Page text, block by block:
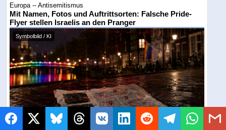
Europa -- Antisemitismus
Mit Namen, Fotos und Auftrittsorten: Falsche Pride-
Flyer stellen Israelis an den Pranger
Symbolbild / KI